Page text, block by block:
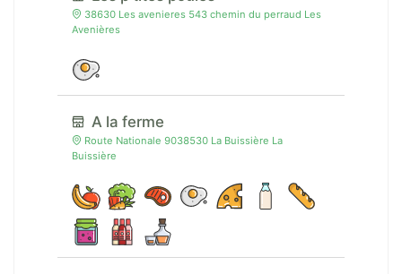
38630 Les avenieres 543 chemin du perraud Les
Avenières
A la ferme
Route Nationale 9038530 La Buissière La
Buissière